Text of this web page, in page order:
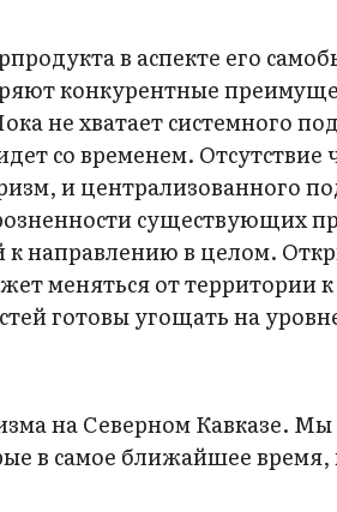
в аспекте его
конкурентные
не хватает системного
со временем. Отсутствие
и централизованного
существующих
направлению в целом.
меняться от территории
готовы угощать на
на Северном Кавказе.
в самое ближайшее